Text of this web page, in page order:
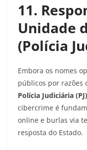
11.
Unidade
(Polícia
Embora os nomes
públicos por razões
Polícia Judiciária (PJ)
cibercrime é
online e burlas via
resposta do Estado.